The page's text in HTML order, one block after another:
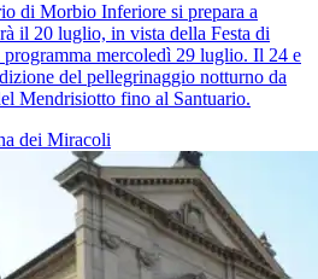
di Morbio Inferiore si prepara a
il 20 luglio, in vista della Festa di
mercoledì 29 luglio. Il 24 e
del pellegrinaggio notturno da
Mendrisiotto fino al Santuario.
dei Miracoli